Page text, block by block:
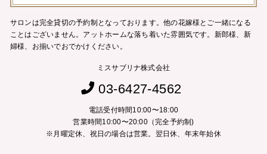
サロンは完全貸切の予約制となっております。他の花嫁様とご一緒になる
ことはございません。 アットホームな落ち着いた雰囲気です。新郎様、新
婦様、お揃いでおでかけください。
ミスサブリナ株式会社
03-6427-4562
電話受付時間10:00〜18:00
営業時間10:00〜20:00（完全予約制)
※月曜定休、祝日の場合は営業。翌日休、年末年始休